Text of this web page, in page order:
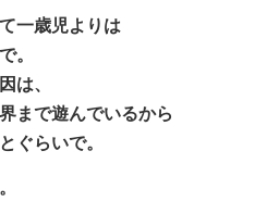
一歳児よりは
。
は、
まで遊んでいるから
ぐらいで。